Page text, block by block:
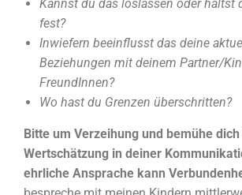
Kannst du das loslassen oder hältst
fest?
Inwiefern beeinflusst das deine
Beziehungen mit deinem Partner/
FreundInnen?
Wo hast du Grenzen überschritten?
Bitte um Verzeihung und bemühe dich
Wertschätzung in deiner
ehrliche Ansprache kann